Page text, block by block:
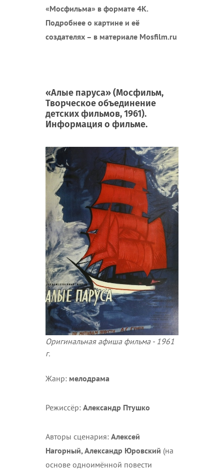
«Мосфильма» в формате 4К.
Подробнее о картине и её
создателях – в материале Mosfilm.ru
«Алые паруса» (Мосфильм,
Творческое объединение
детских фильмов, 1961).
Информация о фильме.
Оригинальная афиша фильма - 1961
г.
Жанр: мелодрама
Режиссёр: Александр Птушко
Авторы сценария: Алексей
Нагорный, Александр Юровский (на
основе одноимённой повести